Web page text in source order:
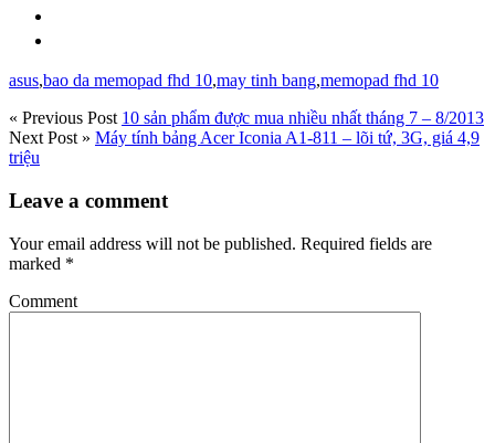
asus,bao da memopad fhd 10,may tinh bang,memopad fhd 10
« Previous Post 10 sản phẩm được mua nhiều nhất tháng 7 – 8/2013
Next Post » Máy tính bảng Acer Iconia A1-811 – lõi tứ, 3G, giá 4,9
triệu
Leave a comment
Your email address will not be published. Required fields are
marked *
Comment